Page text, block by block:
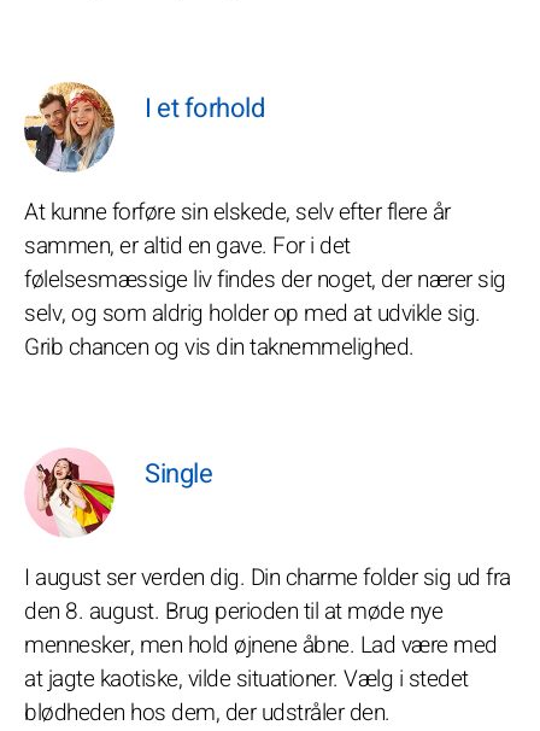
I et forhold
At kunne forføre sin elskede, selv efter flere år
sammen, er altid en gave. For i det
følelsesmæssige liv findes der noget, der nærer sig
selv, og som aldrig holder op med at udvikle sig.
Grib chancen og vis din taknemmelighed.
Single
I august ser verden dig. Din charme folder sig ud fra
den 8. august. Brug perioden til at møde nye
mennesker, men hold øjnene åbne. Lad være med
at jagte kaotiske, vilde situationer. Vælg i stedet
blødheden hos dem, der udstråler den.